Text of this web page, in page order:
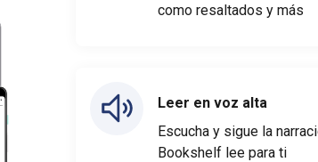
como resaltados y más
Leer en voz alta
Escucha y sigue la
Bookshelf lee para ti